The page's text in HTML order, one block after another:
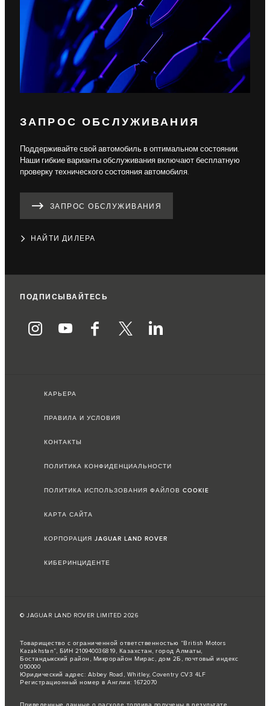
ЗАПРОС ОБСЛУЖИВАНИЯ
Поддерживайте свой автомобиль в оптимальном состоянии.
Наши гибкие варианты обслуживания включают бесплатную
проверку технического состояния автомобиля.
ЗАПРОС ОБСЛУЖИВАНИЯ
НАЙТИ ДИЛЕРА
ПОДПИСЫВАЙТЕСЬ
КАРЬЕРА
ПРАВИЛА И УСЛОВИЯ
КОНТАКТЫ
ПОЛИТИКА КОНФИДЕНЦИАЛЬНОСТИ
ПОЛИТИКА ИСПОЛЬЗОВАНИЯ ФАЙЛОВ COOKIE
КАРТА САЙТА
КОРПОРАЦИЯ JAGUAR LAND ROVER
КИБЕРИНЦИДЕНТЕ
© JAGUAR LAND ROVER LIMITED 2026
Товарищество с ограниченной ответственностью “British Motors
Kazakhstan”, БИН 210940036819, Казахстан, город Алматы,
Бостандыкский район, Микрорайон Мирас, дом 2Б, почтовый индекс
050000
Юридический адрес: Abbey Road, Whitley, Coventry CV3 4LF
Регистрационный номер в Англии: 1672070